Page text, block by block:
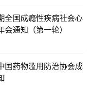
全国成瘾性疾病社会心
通知（第一轮）
国药物滥用防治协会成